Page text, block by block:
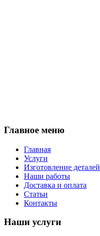
Главное меню
Главная
Услуги
Изготовление деталей
Наши работы
Доставка и оплата
Статьи
Контакты
Наши услуги